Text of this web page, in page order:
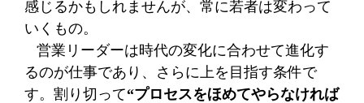
感じるかもしれませんが、常に若者は変わって
いくもの。
営業リーダーは時代の変化に合わせて進化す
るのが仕事であり、さらに上を目指す条件で
す。割り切って“プロセスをほめてやらなければ